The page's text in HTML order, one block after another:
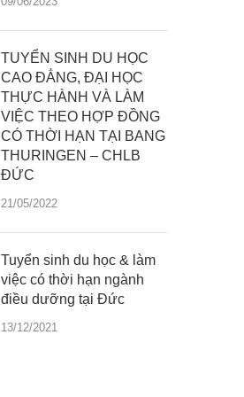
TUYỂN SINH DU HỌC
CAO ĐẲNG, ĐẠI HỌC
THỰC HÀNH VÀ LÀM
VIỆC THEO HỢP ĐỒNG
CÓ THỜI HẠN TẠI BANG
THURINGEN – CHLB
ĐỨC
21/05/2022
Tuyển sinh du học & làm
việc có thời hạn ngành
điều dưỡng tại Đức
13/12/2021